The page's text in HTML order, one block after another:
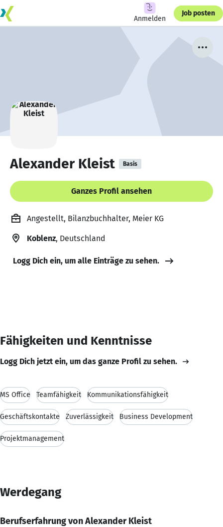
Anmelden
Job posten
Alexander Kleist Basis
Ganzes Profil ansehen
Angestellt, Bilanzbuchhalter, Meier KG
Koblenz, Deutschland
Logg Dich ein, um alle Einträge zu sehen.
Fähigkeiten und Kenntnisse
Logg Dich jetzt ein, um das ganze Profil zu sehen.
MS Office Teamfähigkeit Kommunikationsfähigkeit
Geschäftskontakte Zuverlässigkeit Business Development
Projektmanagement
Werdegang
Berufserfahrung von Alexander Kleist